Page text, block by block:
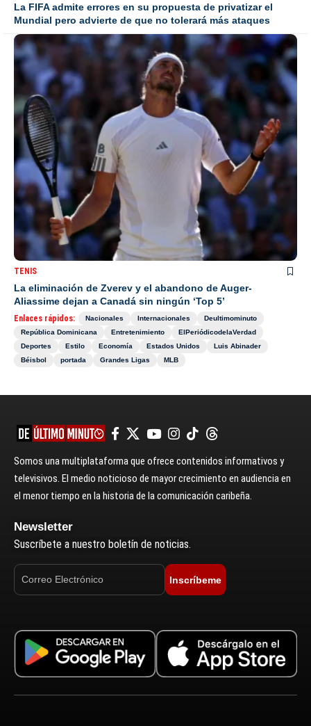
La FIFA admite errores en su propuesta de privatizar el
Mundial pero advierte de que no tolerará más ataques
TENIS
La eliminación de Zverev y el abandono de Auger-
Aliassime dejan a Canadá sin ningún ‘Top 5’
Enlaces rápidos: Nacionales Internacionales
Deultimominuto
República Dominicana
Entretenimiento
ElPeriódicodelaVerdad
Deportes
Estilo Economía Estados Unidos
Luis Abinader
Béisbol
portada Grandes Ligas MLB
Somos una multiplataforma que ofrece contenidos informativos y
televisivos. El medio noticioso de mayor crecimiento en audiencia en
el menor tiempo en la historia de la comunicación caribeña.
Newsletter
Suscríbete a nuestro boletín de noticias.
Inscríbeme